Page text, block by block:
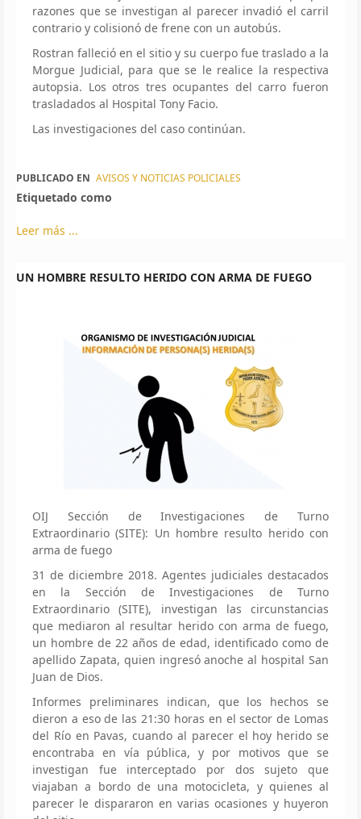
razones que se investigan al parecer invadió el carril
contrario y colisionó de frene con un autobús.
Rostran falleció en el sitio y su cuerpo fue traslado a la
Morgue Judicial, para que se le realice la respectiva
autopsia. Los otros tres ocupantes del carro fueron
trasladados al Hospital Tony Facio.
Las investigaciones del caso continúan.
PUBLICADO EN AVISOS Y NOTICIAS POLICIALES
Etiquetado como
Leer más ...
UN HOMBRE RESULTO HERIDO CON ARMA DE FUEGO
OIJ Sección de Investigaciones de Turno
Extraordinario (SITE): Un hombre resulto herido con
arma de fuego
31 de diciembre 2018. Agentes judiciales destacados
en la Sección de Investigaciones de Turno
Extraordinario (SITE), investigan las circunstancias
que mediaron al resultar herido con arma de fuego,
un hombre de 22 años de edad, identificado como de
apellido Zapata, quien ingresó anoche al hospital San
Juan de Dios.
Informes preliminares indican, que los hechos se
dieron a eso de las 21:30 horas en el sector de Lomas
del Río en Pavas, cuando al parecer el hoy herido se
encontraba en vía pública, y por motivos que se
investigan fue interceptado por dos sujeto que
viajaban a bordo de una motocicleta, y quienes al
parecer le dispararon en varias ocasiones y huyeron